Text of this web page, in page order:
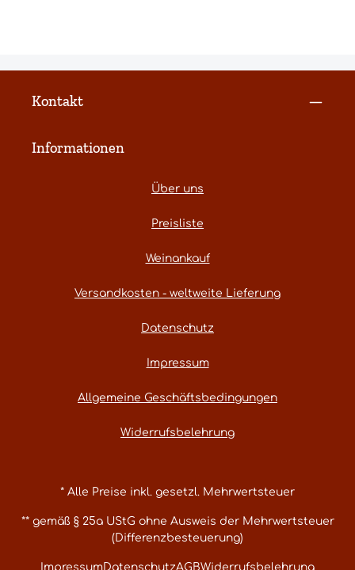
Kontakt
Informationen
Über uns
Preisliste
Weinankauf
Versandkosten - weltweite Lieferung
Datenschutz
Impressum
Allgemeine Geschäftsbedingungen
Widerrufsbelehrung
* Alle Preise inkl. gesetzl. Mehrwertsteuer
** gemäß § 25a UStG ohne Ausweis der Mehrwertsteuer
(Differenzbesteuerung)
ImpressumDatenschutzAGBWiderrufsbelehrung